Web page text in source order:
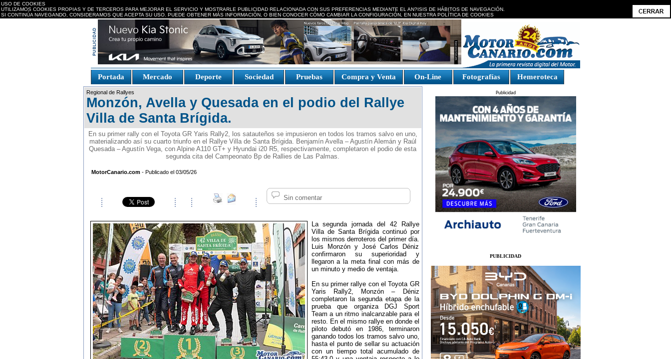
USO DE COOKIES
UTILIZAMOS COOKIES PROPIAS Y DE TERCEROS PARA MEJORAR EL SERVICIO Y MOSTRARLE PUBLICIDAD RELACIONADA CON SUS PREFERENCIAS MEDIANTE EL AN?ISIS DE HÁBITOS DE NAVEGACIÓN.
SI CONTINÚA NAVEGANDO, CONSIDERAMOS QUE ACEPTA SU USO. PUEDE OBTENER MÁS INFORMACIÓN, O BIEN CONOCER CÓMO CAMBIAR LA CONFIGURACIÓN, EN NUESTRA POLÍTICA DE COOKIES
Portada Mercado Deporte Sociedad Pruebas Compra y Venta On-Line Fotografías Hemeroteca
Fake Watches
Regional de Rallyes
Monzón, Avella y Quesada en el podio del Rallye
Villa de Santa Brígida.
En su primer rally con el Toyota GR Yaris Rally2, los satauteños se impusieron en todos los tramos salvo en uno,
materializando así su cuarto triunfo en el Rallye Villa de Santa Brígida. Benjamín Avella – Agustín Alemán y Raúl
Quesada – Agustín Vega, con Alpine A110 GT+ y Hyundai i20 R5, respectivamente, completaron el podio de esta
segunda cita del Campeonato Bp de Rallies de Las Palmas.
MotorCanario.com- Publicado el 03/05/26
Sin comentar
La segunda jornada del 42 Rallye
Villa de Santa Brígida continuó por
los mismos derroteros del primer día.
Luis Monzón y José Carlos Déniz
confirmaron su superioridad y
llegaron a la meta final con más de
un minuto y medio de ventaja.
En su primer rallye con el Toyota GR
Yaris Rally2, Monzón – Déniz
completaron la segunda etapa de la
prueba que organiza DGJ Sport
Team a un ritmo inalcanzable para el
resto. En el mismo rallye en donde el
piloto debutó en 1986, terminaron
ganando todos los tramos salvo uno,
hasta el punto de sellar su actuación
con un tiempo total acumulado de
Publicidad
PUBLICIDAD